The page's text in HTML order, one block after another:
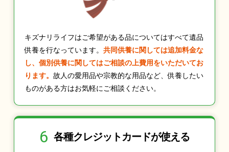
キズナリライフはご希望がある品についてはすべて遺品
供養を行なっています。 共同供養に関しては追加料金な
し、個別供養に関してはご相談の上費用をいただいてお
ります。 故人の愛用品や宗教的な用品など、供養したい
ものがある方はお気軽にご相談ください。
6 各種クレジットカードが使える